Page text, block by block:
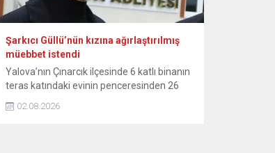
Şarkıcı Güllü’nün kızına ağırlaştırılmış
müebbet istendi
Yalova’nın Çınarcık ilçesinde 6 katlı binanın
teras katındaki evinin penceresinden 26
“Güllü” adıyla tanınan şarkıcı Gül Tut’un
02.08.2026